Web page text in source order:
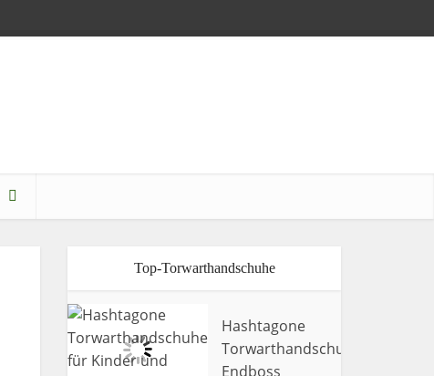
Top-Torwarthandschuhe
Hashtagone
Torwarthandschuhe
Endboss